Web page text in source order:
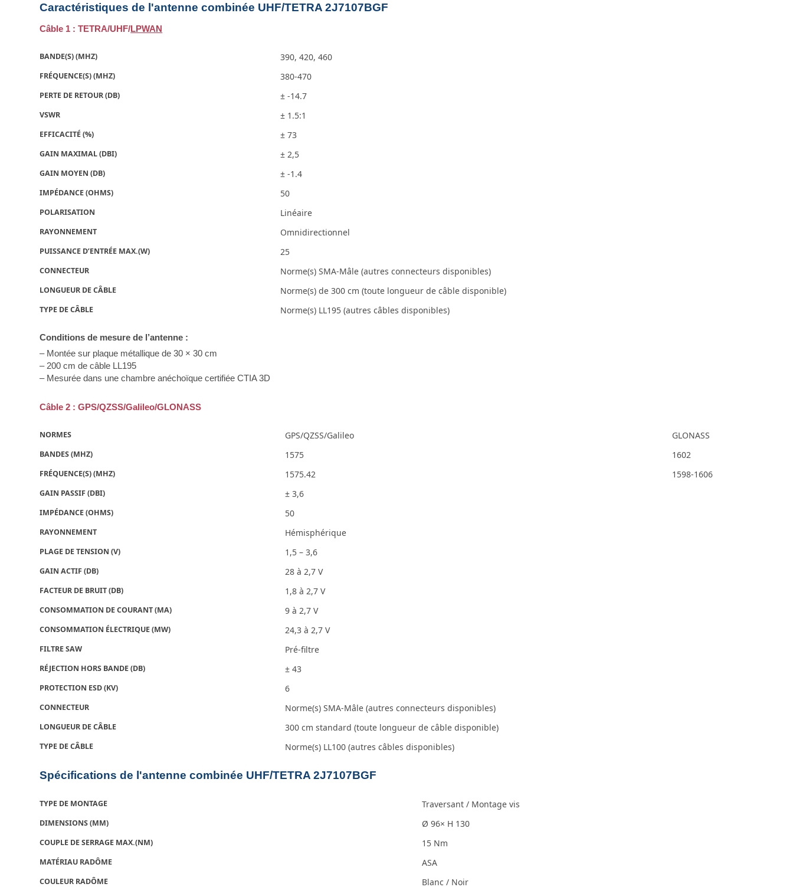
Caractéristiques de l'antenne combinée UHF/TETRA 2J7107BGF
Câble 1 : TETRA/UHF/LPWAN
BANDE(S) (MHZ) 390, 420, 460
FRÉQUENCE(S) (MHZ) 380-470
PERTE DE RETOUR (DB) ± -14.7
VSWR ± 1.5:1
EFFICACITÉ (%) ± 73
GAIN MAXIMAL (DBI) ± 2,5
GAIN MOYEN (DB) ± -1.4
IMPÉDANCE (OHMS) 50
POLARISATION Linéaire
RAYONNEMENT Omnidirectionnel
PUISSANCE D’ENTRÉE MAX.(W) 25
CONNECTEUR Norme(s) SMA-Mâle (autres connecteurs disponibles)
LONGUEUR DE CÂBLE Norme(s) de 300 cm (toute longueur de câble disponible)
TYPE DE CÂBLE Norme(s) LL195 (autres câbles disponibles)
Conditions de mesure de l’antenne :
– Montée sur plaque métallique de 30 × 30 cm
– 200 cm de câble LL195
– Mesurée dans une chambre anéchoïque certifiée CTIA 3D
Câble 2 : GPS/QZSS/Galileo/GLONASS
NORMES GPS/QZSS/Galileo GLONASS
BANDES (MHZ) 1575 1602
FRÉQUENCE(S) (MHZ) 1575.42 1598-1606
GAIN PASSIF (DBI) ± 3,6
IMPÉDANCE (OHMS) 50
RAYONNEMENT Hémisphérique
PLAGE DE TENSION (V) 1,5 – 3,6
GAIN ACTIF (DB) 28 à 2,7 V
FACTEUR DE BRUIT (DB) 1,8 à 2,7 V
CONSOMMATION DE COURANT (MA) 9 à 2,7 V
CONSOMMATION ÉLECTRIQUE (MW) 24,3 à 2,7 V
FILTRE SAW Pré-filtre
RÉJECTION HORS BANDE (DB) ± 43
PROTECTION ESD (KV) 6
CONNECTEUR Norme(s) SMA-Mâle (autres connecteurs disponibles)
LONGUEUR DE CÂBLE 300 cm standard (toute longueur de câble disponible)
TYPE DE CÂBLE Norme(s) LL100 (autres câbles disponibles)
Spécifications de l'antenne combinée UHF/TETRA 2J7107BGF
TYPE DE MONTAGE Traversant / Montage vis
DIMENSIONS (MM) Ø 96× H 130
COUPLE DE SERRAGE MAX.(NM) 15 Nm
MATÉRIAU RADÔME ASA
COULEUR RADÔME Blanc / Noir